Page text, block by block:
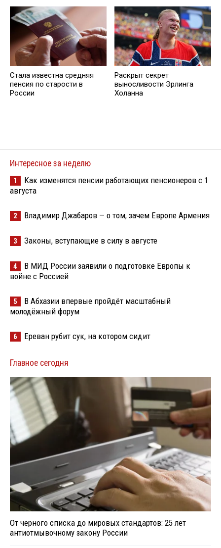
Стала известна средняя
пенсия по старости в
России
Раскрыт секрет
выносливости Эрлинга
Холанна
Интересное за неделю
1
Как изменятся пенсии работающих пенсионеров с 1
августа
2 Владимир Джабаров — о том, зачем Европе Армения
3 Законы, вступающие в силу в августе
4
В МИД России заявили о подготовке Европы к
войне с Россией
5
В Абхазии впервые пройдёт масштабный
молодёжный форум
6 Ереван рубит сук, на котором сидит
Главное сегодня
От черного списка до мировых стандартов: 25 лет
антиотмывочному закону России